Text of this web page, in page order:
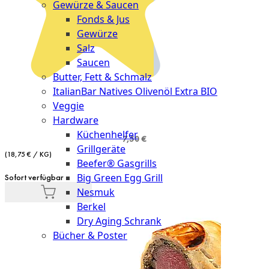
Gewürze & Saucen
Fonds & Jus
Gewürze
Salz
Saucen
Butter, Fett & Schmalz
ItalianBar Natives Olivenöl Extra BIO
Veggie
Hardware
Küchenhelfer
Grillgeräte
Beefer® Gasgrills
Big Green Egg Grill
Nesmuk
Berkel
Dry Aging Schrank
Bücher & Poster
7,50 €
(18,75 € / KG)
Sofort verfügbar